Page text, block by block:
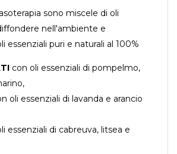
sono miscele di oli
nell'ambiente e
essenziali puri e naturali al 100%
con oli essenziali di pompelmo,
oli essenziali di lavanda e arancio
essenziali di cabreuva, litsea e